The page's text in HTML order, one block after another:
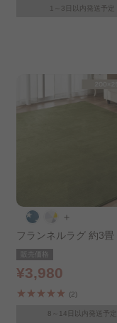
1～3日以内発送予定
＋
フランネルラグ 約3畳 200×2
50㎝ グリーン
販売価格
¥3,980
(2)
8～14日以内発送予定